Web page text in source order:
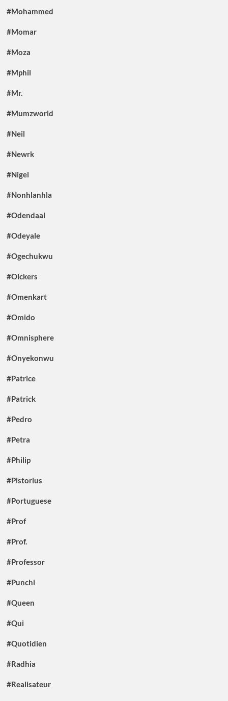
#Mohammed
#Momar
#Moza
#Mphil
#Mr.
#Mumzworld
#Neil
#Newrk
#Nigel
#Nonhlanhla
#Odendaal
#Odeyale
#Ogechukwu
#Olckers
#Omenkart
#Omido
#Omnisphere
#Onyekonwu
#Patrice
#Patrick
#Pedro
#Petra
#Philip
#Pistorius
#Portuguese
#Prof
#Prof.
#Professor
#Punchi
#Queen
#Qui
#Quotidien
#Radhia
#Realisateur